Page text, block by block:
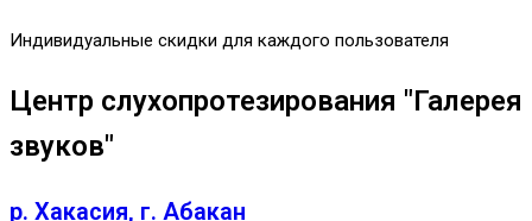
Индивидуальные скидки для каждого пользователя
Центр слухопротезирования "Галерея
звуков"
р. Хакасия, г. Абакан